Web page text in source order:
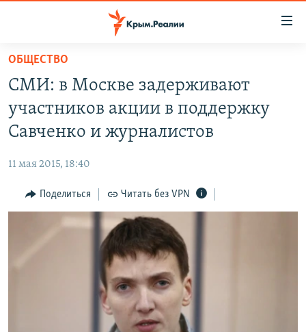
Вернуться
основному
содержанию
Вернутся
главной
Вернутся
11 ЛЕТ ОККУПАЦИИ КРЫМА. 11 ИСТОРИЙ СОПРОТИВЛЕНИЯ
ВОДА
ЕЩЕ
ИНТЕРАКТИВ
ИНФОГРАФИКА
ТЕЛЕПРОЕКТ КРЫМ.РЕАЛИИ
СОВЕТЫ ПРАВОЗАЩИТНИКОВ
ПРОПАВШИЕ БЕЗ ВЕСТИ
ПОБЕДИТЕЛЕЙ НЕ СУДЯТ?
РАДІО СВОБОДА
КАК ОБОЙТИ БЛОКИРОВКУ
ОБЩЕСТВО
СМИ: в Москве задерживают
участников акции в поддержку
Савченко и журналистов
11 мая 2015, 18:40
Поделиться Читать без VPN